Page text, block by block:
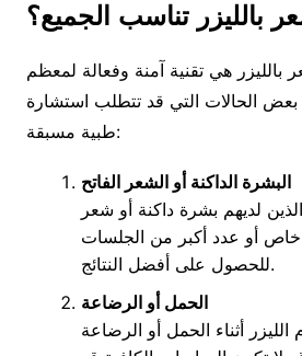
بالليزر تناسب الجميع؟
بالليزر هي تقنية آمنة وفعالة لمعظم
الحالات التي قد تتطلب استشارة
طبية مسبقة:
البشرة الداكنة أو الشعر الفاتح
لديهم بشرة داكنة أو شعر
خاص أو عدد أكبر من الجلسات
للحصول على أفضل النتائج.
الحمل أو الرضاعة
أثناء الحمل أو الرضاعة